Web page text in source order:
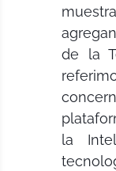
de la
la